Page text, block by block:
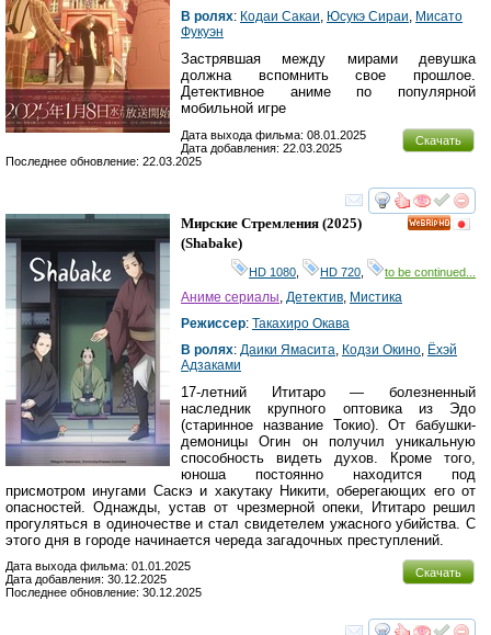
В ролях: Кодаи Сакаи Юсукэ Сираи Мисато
Фукуэн
Застрявшая между мирами девушка
должна вспомнить свое прошлое.
Детективное аниме по популярной
мобильной игре
Скачать
Дата выхода фильма: 08.01.2025
Дата добавления: 22.03.2025
Последнее обновление: 22.03.2025
смотреть
Мирские Стремления (2025)
(Shabake)
HD 1080 HD 720 to be continued...
Аниме сериалы Детектив Мистика
Режиссер: Такахиро Окава
В ролях: Даики Ямасита Кодзи Окино Ёхэй
Адзаками
17-летний Ититаро — болезненный
наследник крупного оптовика из Эдо
(старинное название Токио). От бабушки-
демоницы Огин он получил уникальную
способность видеть духов. Кроме того,
юноша постоянно находится под
присмотром инугами Саскэ и хакутаку Никити, оберегающих его от
опасностей. Однажды, устав от чрезмерной опеки, Ититаро решил
прогуляться в одиночестве и стал свидетелем ужасного убийства. С
этого дня в городе начинается череда загадочных преступлений.
Скачать
Дата выхода фильма: 01.01.2025
Дата добавления: 30.12.2025
Последнее обновление: 30.12.2025